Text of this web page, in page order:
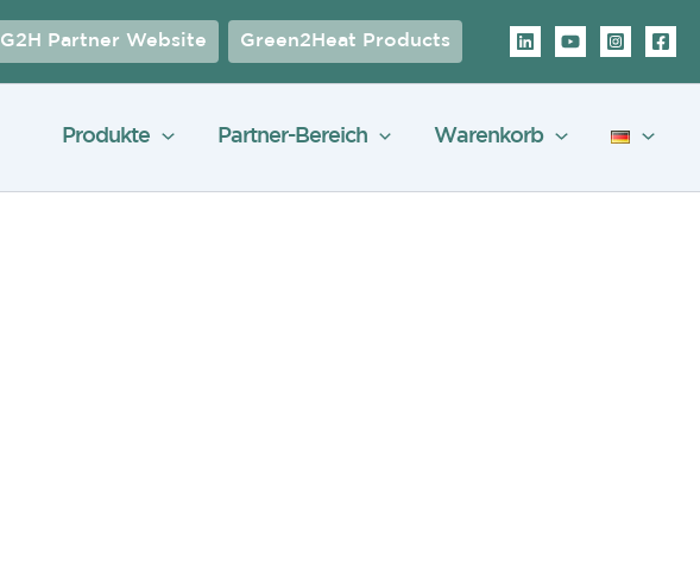
G2H Partner Website Green2Heat Products
Produkte Partner-Bereich Warenkorb